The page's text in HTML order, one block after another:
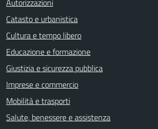
Catasto e urbanistica
Cultura e tempo libero
Educazione e formazione
Giustizia e sicurezza pubblica
Imprese e commercio
Mobilità e trasporti
Salute, benessere e assistenza